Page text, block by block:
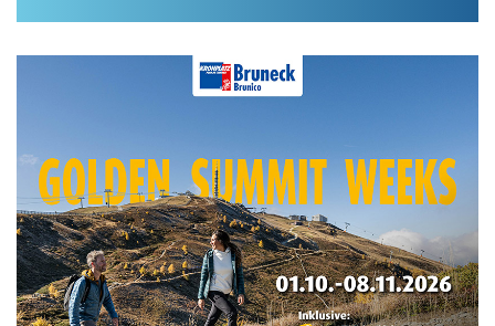
Im Tourenarchiv suchen
Region:
Gebirge: